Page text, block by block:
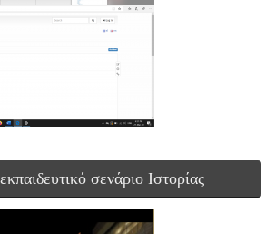
σενάριο Ιστορίας